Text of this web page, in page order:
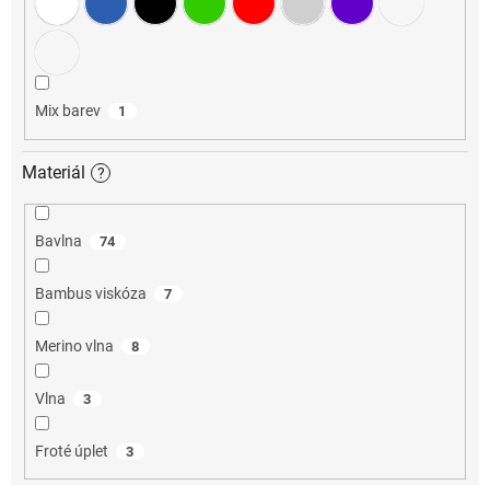
Mix barev 1
Materiál ?
Bavlna 74
Bambus viskóza 7
Merino vlna 8
Vlna 3
Froté úplet 3